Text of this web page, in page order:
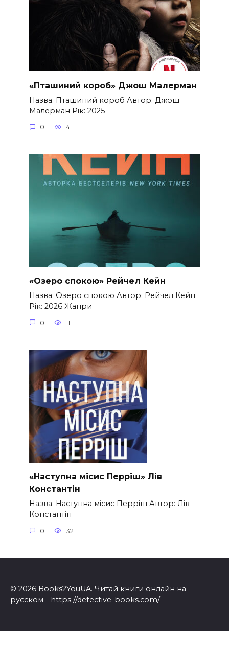
«Пташиний короб» Джош Малерман
Назва: Пташиний короб Автор: Джош
Малерман Рік: 2025
0 4
«Озеро спокою» Рейчел Кейн
Назва: Озеро спокою Автор: Рейчел Кейн
Рік: 2026 Жанри
0 11
«Наступна місис Перріш» Лів
Константін
Назва: Наступна місис Перріш Автор: Лів
Константін
0 32
© 2026 Books2YouUA. Читай книги онлайн на
русском - https://detective-books.com/